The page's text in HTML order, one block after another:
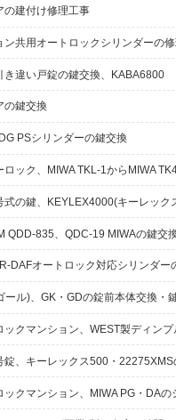
の建付け修理工事
ン共用オートロックシリンダーの
き違い戸錠の鍵交換、KABA6800
の鍵交換
PSシリンダーの鍵交換
ロック、MIWA TKL-1からMIWA
式の鍵、KEYLEX4000(キーレック
QDD-835、QDC-19 MIWAの鍵交
DAFオートロック対応シリンダー
ール)、GK・GDの錠前本体交換・
ックマンション、WEST製ディン
錠、キーレックス500・22275XMS
ックマンション、MIWA PG・DA